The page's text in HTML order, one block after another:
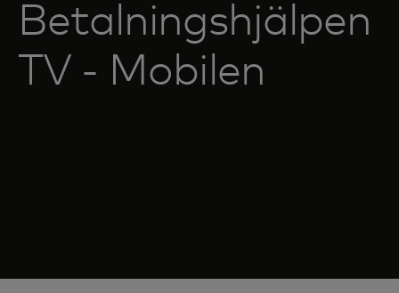
Betalningshjälpen
TV - Mobilen